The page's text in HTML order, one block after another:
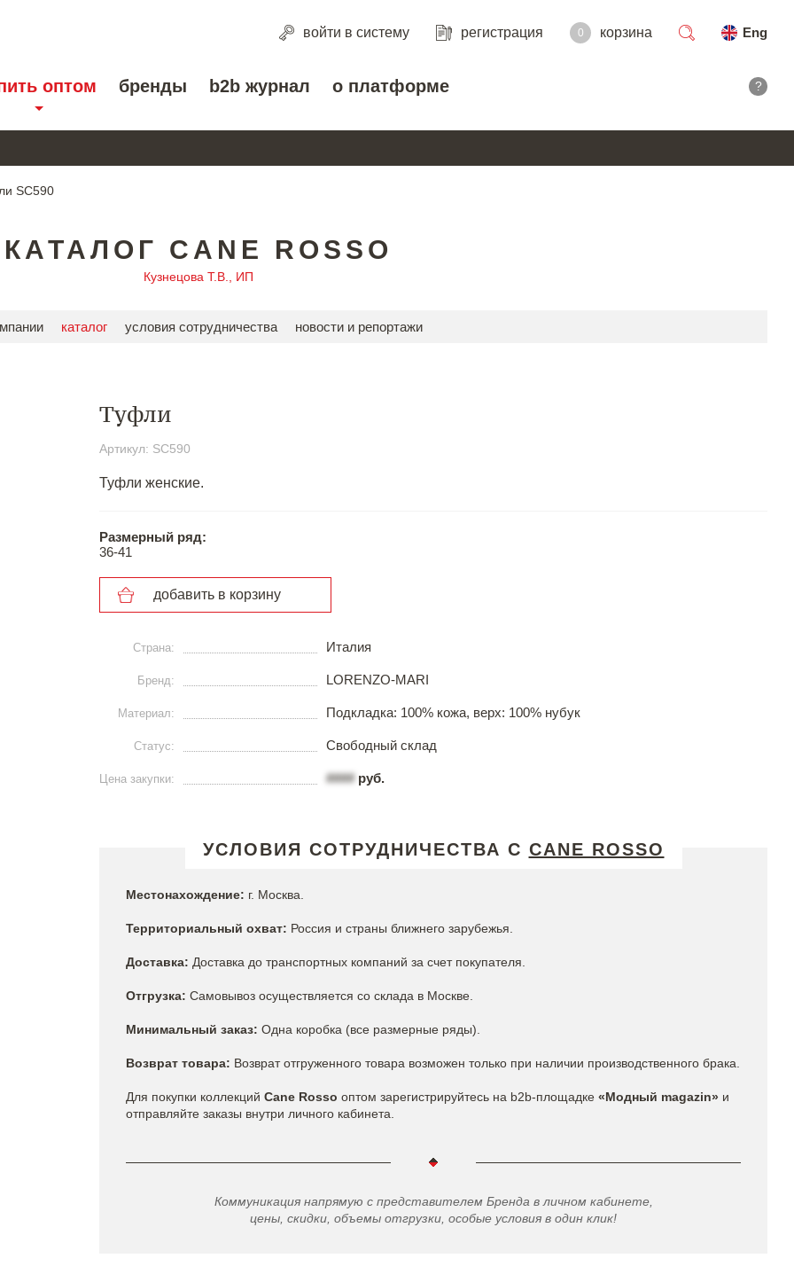
войти в систему регистрация 0 корзина
Eng
оптом бренды b2b журнал о платформе ?
SC590
КАТАЛОГ CANE ROSSO
Кузнецова Т.В., ИП
каталог условия сотрудничества новости и репортажи
Туфли
Артикул: SC590
Туфли женские.
Размерный ряд:
36-41
добавить в корзину
Страна: Италия
Бренд: LORENZO-MARI
Материал: Подкладка: 100% кожа, верх: 100% нубук
Статус: Свободный склад
Цена закупки: ####руб.
УСЛОВИЯ СОТРУДНИЧЕСТВА С CANE ROSSO
Местонахождение: г. Москва.
Территориальный охват: Россия и страны ближнего зарубежья.
Доставка: Доставка до транспортных компаний за счет покупателя.
Отгрузка: Самовывоз осуществляется со склада в Москве.
Минимальный заказ: Одна коробка (все размерные ряды).
Возврат товара: Возврат отгруженного товара возможен только при наличии производственного брака.
Для покупки коллекций Cane Rosso оптом зарегистрируйтесь на b2b-площадке «Модный magazin» и
отправляйте заказы внутри личного кабинета.
Коммуникация напрямую с представителем Бренда в личном кабинете,
цены, скидки, объемы отгрузки, особые условия в один клик!